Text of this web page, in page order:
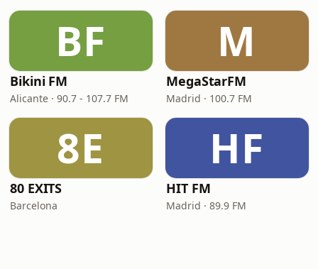
BF
Bikini FM
Alicante · 90.7 - 107.7 FM
M
MegaStarFM
Madrid · 100.7 FM
8E
80 EXITS
Barcelona
HF
HIT FM
Madrid · 89.9 FM